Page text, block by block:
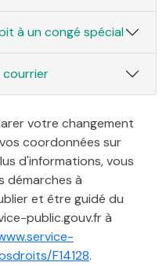
à un congé spécial
votre changement
coordonnées sur
d'informations, vous
démarches à
et être guidé du
public.gouv.fr à
F14128.